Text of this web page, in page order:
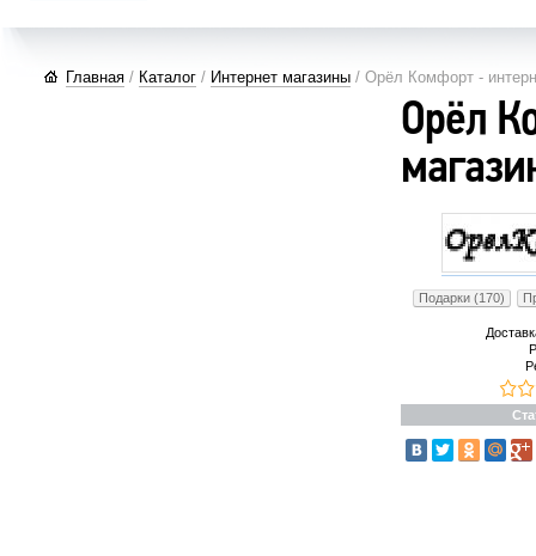
Главная / Каталог / Интернет магазины / Орёл Комфорт -
Орёл
Подарки (170)